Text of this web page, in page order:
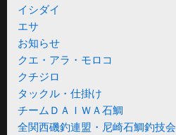
イシダイ
エサ
お知らせ
クエ・アラ・モロコ
クチジロ
タックル・仕掛け
チームＤＡＩＷＡ石鯛
全関西磯釣連盟・尼崎石鯛釣技会